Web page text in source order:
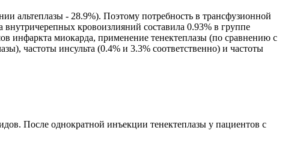
альтеплазы - 28.9%). Поэтому потребность в трансфузионной
кровоизлияний составила 0.93% в группе
инфаркта миокарда, применение тенектеплазы (по сравнению с
частоты инсульта (0.4% и 3.3% соответственно) и частоты
После однократной инъекции тенектеплазы у пациентов с